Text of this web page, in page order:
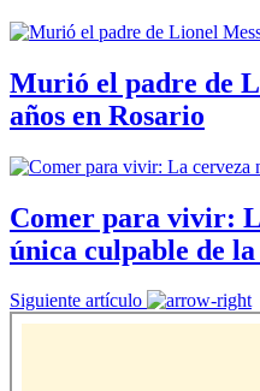
Murió el padre de
años en Rosario
Comer para vivir:
única culpable de
Siguiente artículo